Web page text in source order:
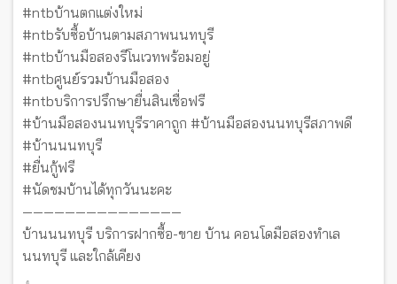
#ntbบ้านตกแต่งใหม่
#ntbรับซื้อบ้านตามสภาพนนทบุรี
#ntbบ้านมือสองรีโนเวทพร้อมอยู่
#ntbศูนย์รวมบ้านมือสอง
#ntbบริการปรึกษายื่นสินเชื่อฟรี
#บ้านมือสองนนทบุรีราคาถูก #บ้านมือสองนนทบุรีสภาพดี
#บ้านนนทบุรี
#ยื่นกู้ฟรี
#นัดชมบ้านได้ทุกวันนะคะ
———————————————
บ้านนนทบุรี บริการฝากซื้อ-ขาย บ้าน คอนโดมือสองทำเล
นนทบุรี และใกล้เคียง